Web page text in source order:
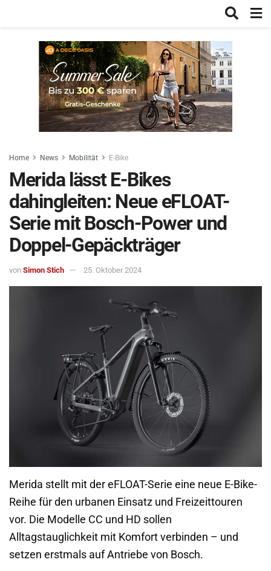
Home News Mobilität E-Bike
Merida lässt E-Bikes
dahingleiten: Neue eFLOAT-
Serie mit Bosch-Power und
Doppel-Gepäckträger
von Simon Stich 25. Oktober 2024
Merida stellt mit der eFLOAT-Serie eine neue E-Bike-
Reihe für den urbanen Einsatz und Freizeittouren
vor. Die Modelle CC und HD sollen
Alltagstauglichkeit mit Komfort verbinden – und
setzen erstmals auf Antriebe von Bosch.